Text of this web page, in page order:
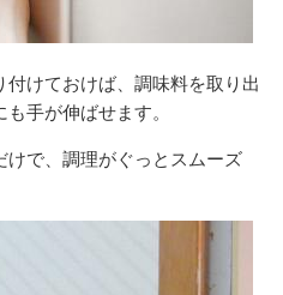
けておけば、調味料を取り出
手が伸ばせます。
で、調理がぐっとスムーズ